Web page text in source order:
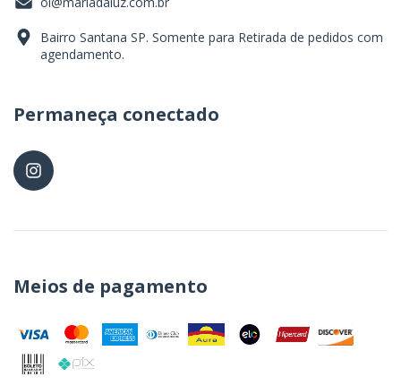
Bairro Santana SP. Somente para Retirada de pedidos com
agendamento.
Permaneça conectado
Meios de pagamento